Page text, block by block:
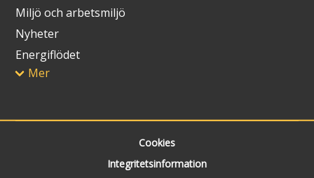
Miljö och arbetsmiljö
Nyheter
Energiflödet
Mer
Cookies
Integritetsinformation